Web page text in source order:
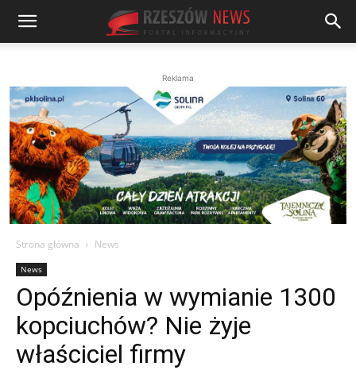
Reklama
Strona główna News
News
Opóźnienia w wymianie 1300
kopciuchów? Nie żyje
właściciel firmy